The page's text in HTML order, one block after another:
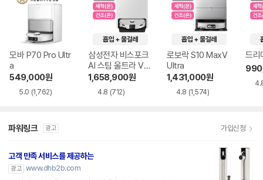
모바 P70 Pro Ultr
a
549,000원
5.0 (1,762)
삼성전자 비스포크
AI 스팀 울트라 VR
90F01AAG
1,658,900원
4.8 (712)
로보락 S10 MaxV
Ultra
1,431,000원
4.8 (1,574)
드리
파워링크 광고 가입신청
고객 만족 서비스를 제공하는
광고 www.dhb2b.com